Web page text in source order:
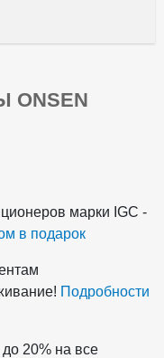
марки IGC -
в подарок
Подробности
до 20% на все